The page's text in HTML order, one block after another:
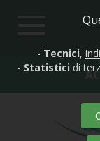
Toggle
navigation
- Tecnici,
- Statistici di